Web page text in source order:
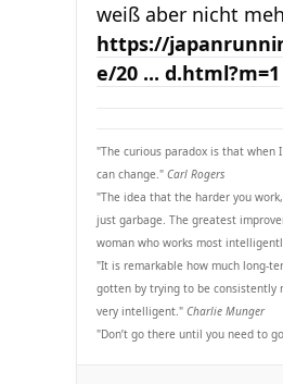
weiß aber nicht
https://
e/20 ... d.html?m=1
"The curious paradox is that when
can change." Carl Rogers
"The idea that the harder you
just garbage. The greatest
woman who works most
"It is remarkable how much long-
gotten by trying to be
very intelligent." Charlie Munger
"Don’t go there until you need to